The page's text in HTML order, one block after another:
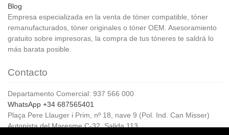
Blog
Empresa especializada en la venta de tóner compatible, tóner
remanufacturados, tóner originales o tóner OEM. Asesoramiento
gratuito sobre impresoras, la compra de tus tóneres te saldrá lo
más barata posible.
Contacto
Departamento Comercial: 937 566 000
WhatsApp +34 687565401
Plaça Pere Llauger i Prim, nº 18, nave 9 (Pol. Ind. Can Misser)
Autopista del Maresme C-32, Salida 113